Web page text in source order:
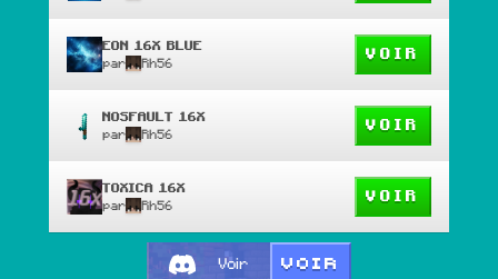
EON 16X BLUE
par Rh56
VOIR
NOSFAULT 16X
par Rh56
VOIR
TOXICA 16X
par Rh56
VOIR
Voir VOIR